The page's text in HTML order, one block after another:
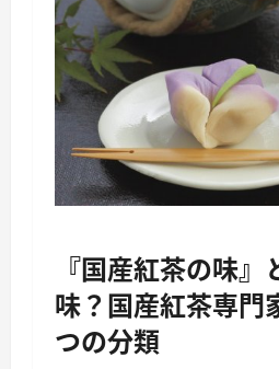
『国産紅茶の味
味？国産紅茶専門
つの分類